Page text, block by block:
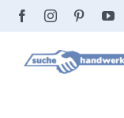
Zum
springen
Passwort vergessen?